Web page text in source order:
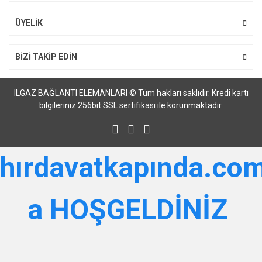
ÜYELİK
BİZİ TAKİP EDİN
ILGAZ BAĞLANTI ELEMANLARI © Tüm hakları saklıdır. Kredi kartı
bilgileriniz 256bit SSL sertifikası ile korunmaktadır.
a HOŞGELDİNİZ